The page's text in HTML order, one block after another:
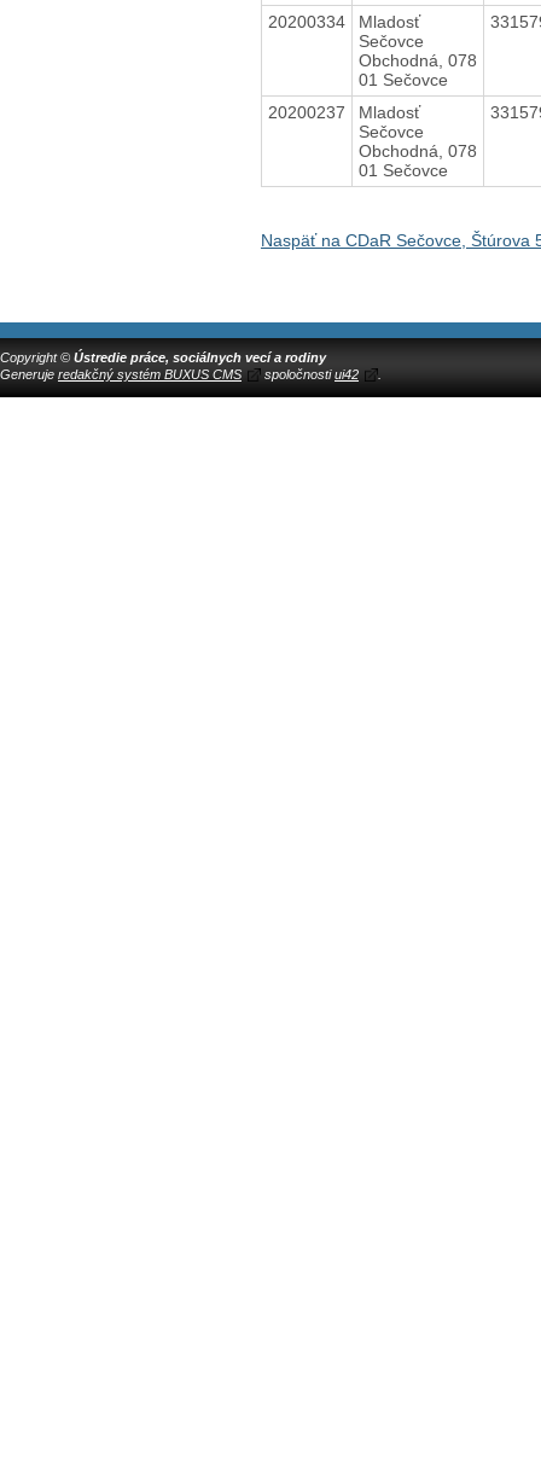
20200334
Mladosť
Sečovce
Obchodná, 078
01 Sečovce
20200237
Mladosť
Sečovce
Obchodná, 078
01 Sečovce
Naspäť na CDaR Sečovce, Štúrova
Copyright © Ústredie práce, sociálnych vecí a rodiny
Generuje redakčný systém BUXUS CMS spoločnostiui42